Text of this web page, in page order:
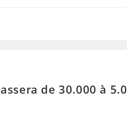
de 30.000 à